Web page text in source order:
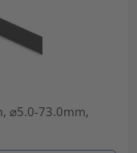
⌀5.0-73.0mm,